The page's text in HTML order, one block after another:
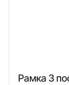
Рамка 3